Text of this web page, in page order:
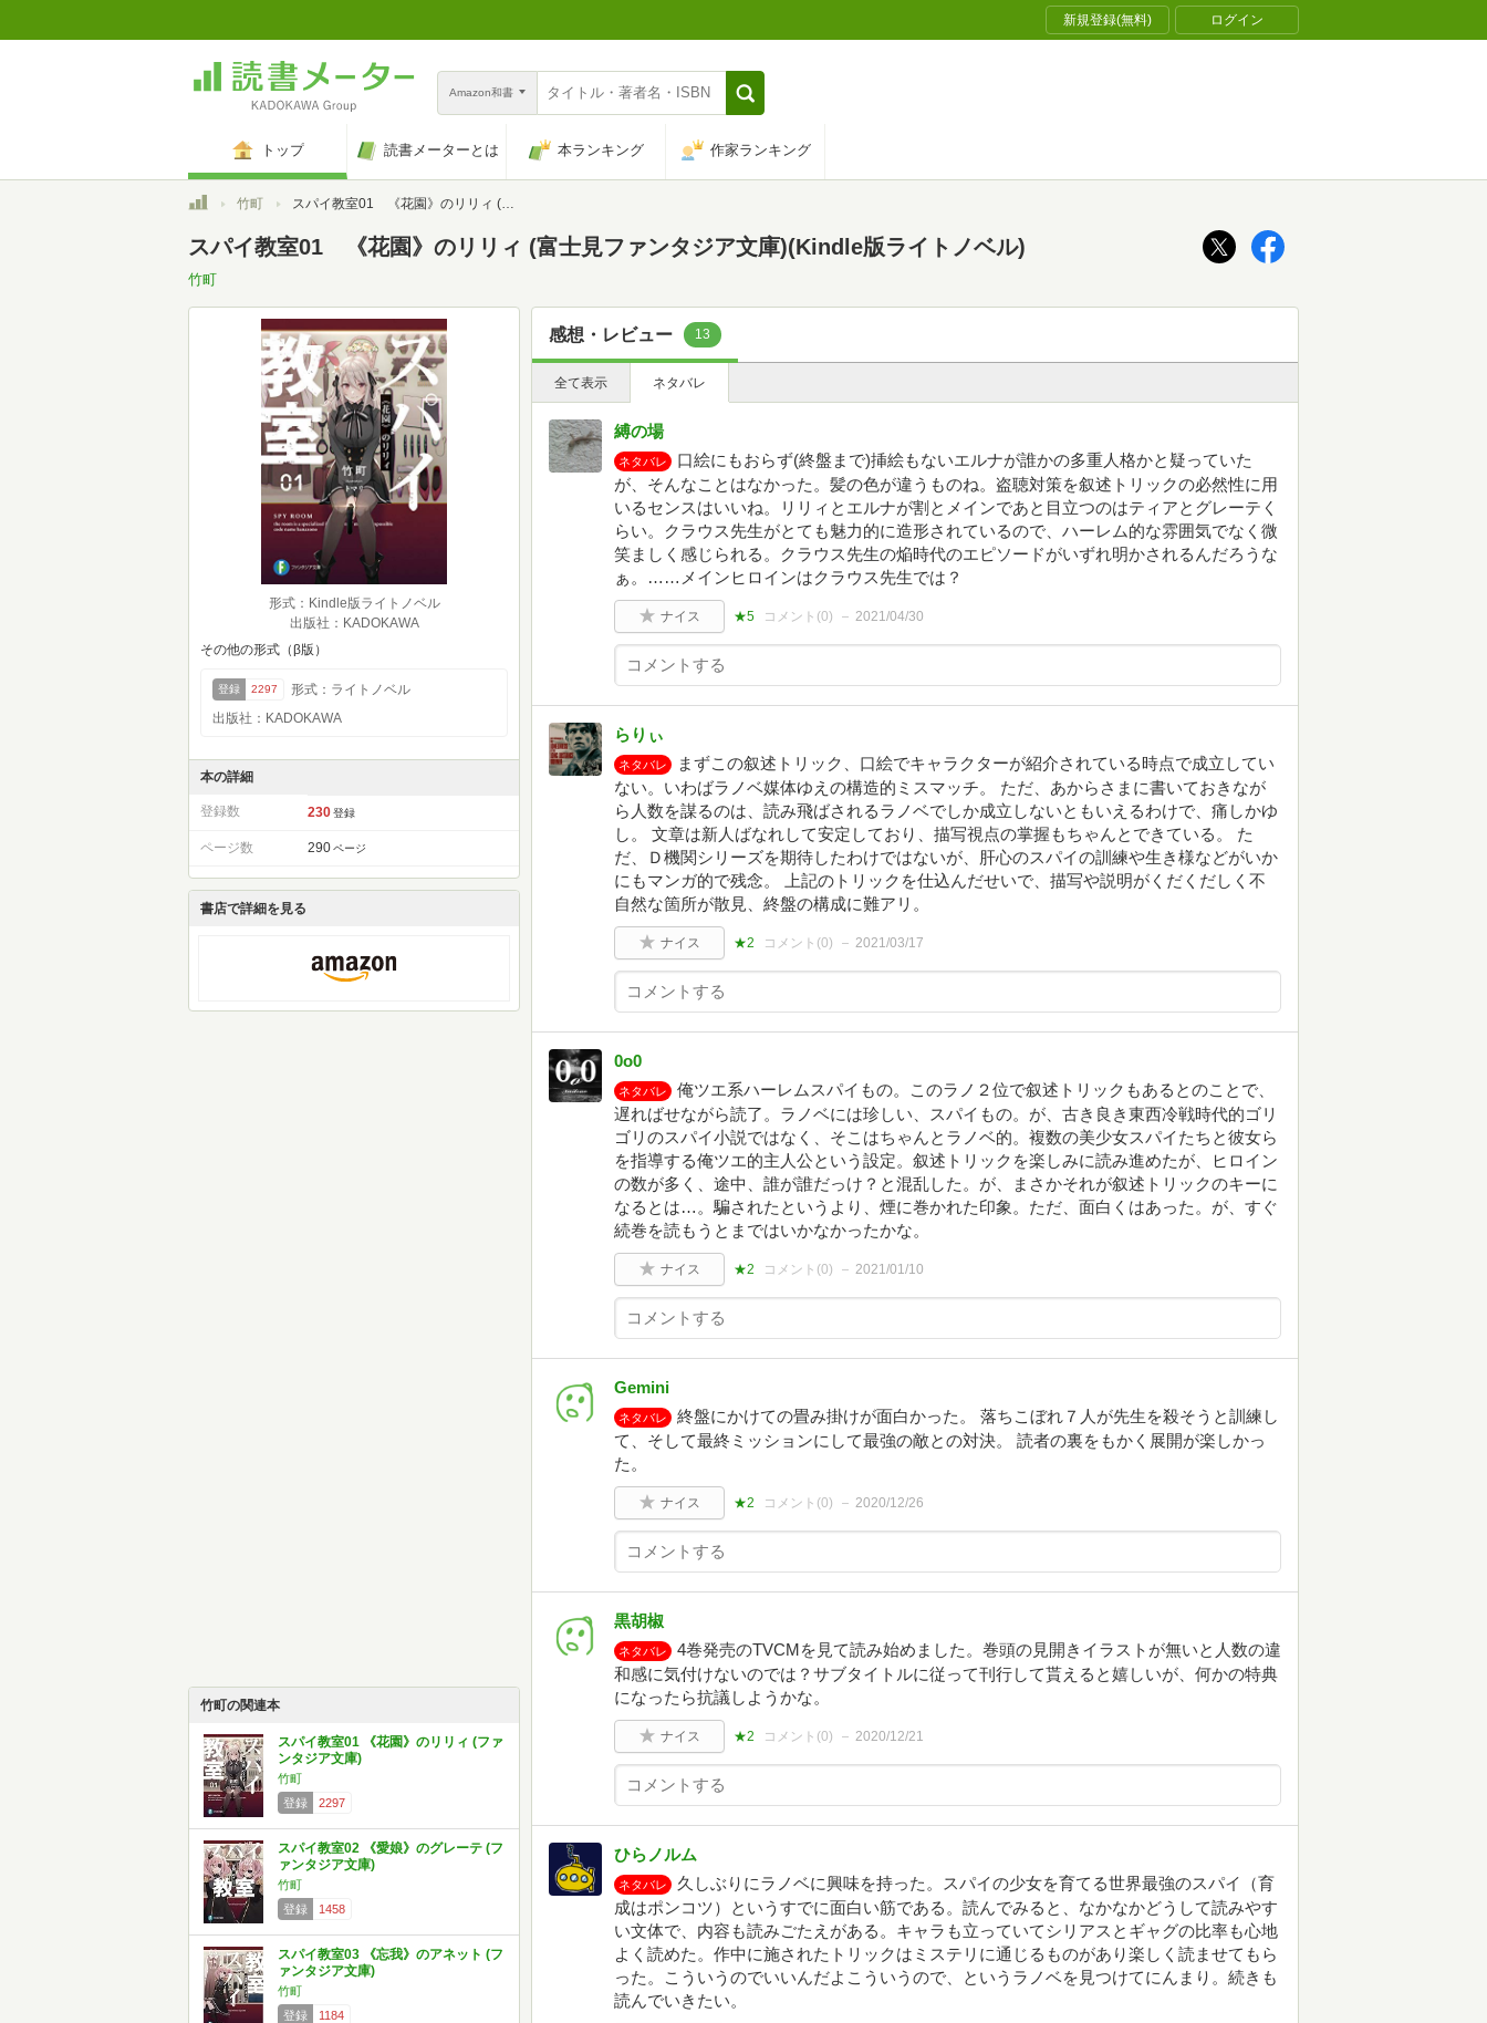
新規登録(無料) ログイン
Amazon和書
トップ 読書メーターとは 本ランキング 作家ランキング
トップ竹町 スパイ教室01 《花園》のリリィ (富士見ファンタジア文庫)
スパイ教室01 《花園》のリリィ (富士見ファンタジア文庫)(Kindle版ライトノベル)
竹町
形式：Kindle版ライトノベル
出版社：KADOKAWA
その他の形式（β版）
登録 2297
形式：ライトノベル
出版社：KADOKAWA
本の詳細
登録数 230 登録
ページ数 290 ページ
書店で詳細を見る
竹町の関連本
スパイ教室01 《花園》のリリィ (ファ
ンタジア文庫)
竹町
登録
2297
スパイ教室02 《愛娘》のグレーテ (フ
ァンタジア文庫)
竹町
登録
1458
スパイ教室03 《忘我》のアネット (フ
ァンタジア文庫)
竹町
登録
1184
感想・レビュー 13
全て表示 ネタバレ
縛の場
ネタバレ
口絵にもおらず(終盤まで)挿絵もないエルナが誰かの多重人格かと疑っていた
が、そんなことはなかった。髪の色が違うものね。盗聴対策を叙述トリックの必然性に用
いるセンスはいいね。リリィとエルナが割とメインであと目立つのはティアとグレーテく
らい。クラウス先生がとても魅力的に造形されているので、ハーレム的な雰囲気でなく微
笑ましく感じられる。クラウス先生の焔時代のエピソードがいずれ明かされるんだろうな
ぁ。……メインヒロインはクラウス先生では？
ナイス ★5 コメント(0) 2021/04/30
らりぃ
ネタバレ
まずこの叙述トリック、口絵でキャラクターが紹介されている時点で成立してい
ない。いわばラノベ媒体ゆえの構造的ミスマッチ。 ただ、あからさまに書いておきなが
ら人数を謀るのは、読み飛ばされるラノベでしか成立しないともいえるわけで、痛しかゆ
し。 文章は新人ばなれして安定しており、描写視点の掌握もちゃんとできている。 た
だ、Ｄ機関シリーズを期待したわけではないが、肝心のスパイの訓練や生き様などがいか
にもマンガ的で残念。 上記のトリックを仕込んだせいで、描写や説明がくだくだしく不
自然な箇所が散見、終盤の構成に難アリ。
ナイス ★2 コメント(0) 2021/03/17
0o0
ネタバレ
俺ツエ系ハーレムスパイもの。このラノ２位で叙述トリックもあるとのことで、
遅ればせながら読了。ラノベには珍しい、スパイもの。が、古き良き東西冷戦時代的ゴリ
ゴリのスパイ小説ではなく、そこはちゃんとラノベ的。複数の美少女スパイたちと彼女ら
を指導する俺ツエ的主人公という設定。叙述トリックを楽しみに読み進めたが、ヒロイン
の数が多く、途中、誰が誰だっけ？と混乱した。が、まさかそれが叙述トリックのキーに
なるとは…。騙されたというより、煙に巻かれた印象。ただ、面白くはあった。が、すぐ
続巻を読もうとまではいかなかったかな。
ナイス ★2 コメント(0) 2021/01/10
Gemini
ネタバレ
終盤にかけての畳み掛けが面白かった。 落ちこぼれ７人が先生を殺そうと訓練し
て、そして最終ミッションにして最強の敵との対決。 読者の裏をもかく展開が楽しかっ
た。
ナイス ★2 コメント(0) 2020/12/26
黒胡椒
ネタバレ
4巻発売のTVCMを見て読み始めました。巻頭の見開きイラストが無いと人数の違
和感に気付けないのでは？サブタイトルに従って刊行して貰えると嬉しいが、何かの特典
になったら抗議しようかな。
ナイス ★2 コメント(0) 2020/12/21
ひらノルム
ネタバレ
久しぶりにラノベに興味を持った。スパイの少女を育てる世界最強のスパイ（育
成はポンコツ）というすでに面白い筋である。読んでみると、なかなかどうして読みやす
い文体で、内容も読みごたえがある。キャラも立っていてシリアスとギャグの比率も心地
よく読めた。作中に施されたトリックはミステリに通じるものがあり楽しく読ませてもら
った。こういうのでいいんだよこういうので、というラノベを見つけてにんまり。続きも
読んでいきたい。